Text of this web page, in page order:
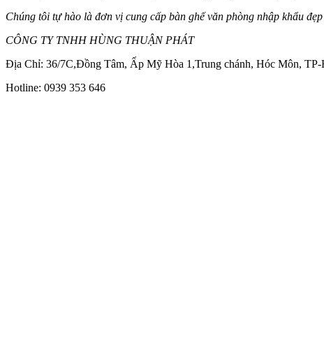
Chúng tôi tự hào là đơn vị cung cấp bàn ghế văn phòng nhập khẩu
CÔNG TY TNHH HÙNG THUẬN PHÁT
Địa Chỉ: 36/7C,Đồng Tâm, Ấp Mỹ Hòa 1,Trung chánh, Hóc Môn,
Hotline: 0939 353 646